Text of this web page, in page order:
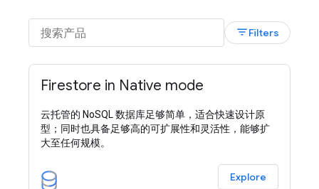
filter_listFilters
Firestore in Native mode
云托管的 NoSQL 数据库足够简单，适合快速设计原
型；同时也具备足够高的可扩展性和灵活性，能够扩
大至任何规模。
Explore